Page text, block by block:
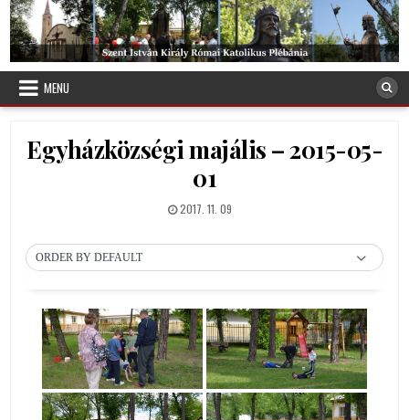
Skip
to
content
Debreceni Szent István Plébánia
MENU
Egyházközségi majális – 2015-05-
01
PUBLISHED
2017. 11. 09
ORDER BY DEFAULT